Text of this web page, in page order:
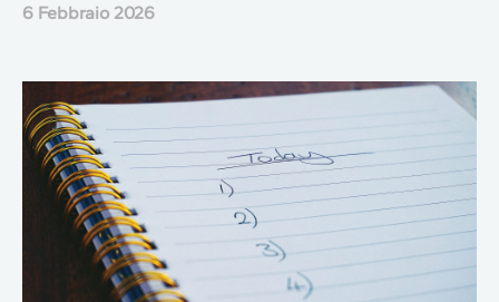
6 Febbraio 2026